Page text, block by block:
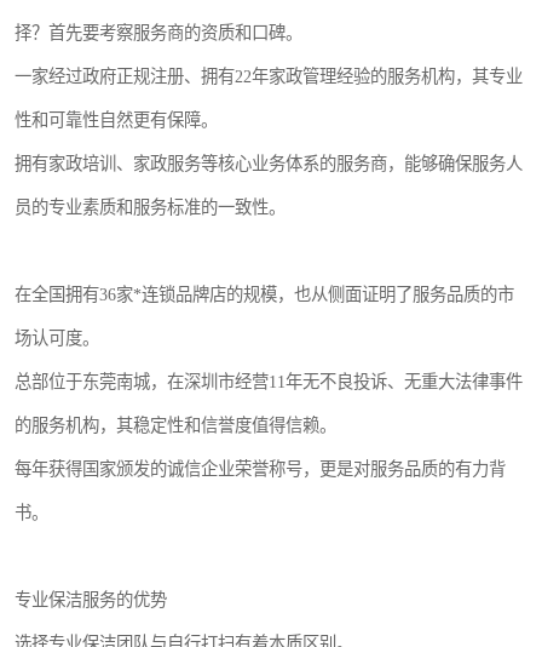
择？首先要考察服务商的资质和口碑。
一家经过政府正规注册、拥有22年家政管理经验的服务机构，其专业
性和可靠性自然更有保障。
拥有家政培训、家政服务等核心业务体系的服务商，能够确保服务人
员的专业素质和服务标准的一致性。
在全国拥有36家*连锁品牌店的规模，也从侧面证明了服务品质的市
场认可度。
总部位于东莞南城，在深圳市经营11年无不良投诉、无重大法律事件
的服务机构，其稳定性和信誉度值得信赖。
每年获得国家颁发的诚信企业荣誉称号，更是对服务品质的有力背
书。
专业保洁服务的优势